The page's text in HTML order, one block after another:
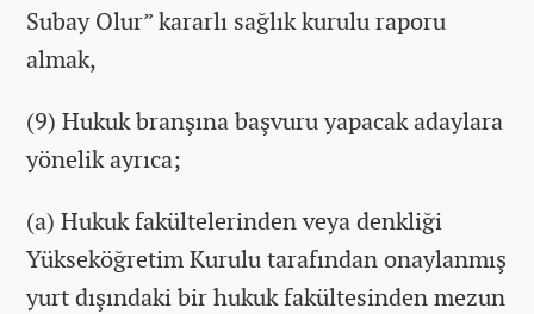
Subay Olur” kararlı sağlık kurulu raporu
almak,
(9) Hukuk branşına başvuru yapacak adaylara
yönelik ayrıca;
(a) Hukuk fakültelerinden veya denkliği
Yükseköğretim Kurulu tarafından onaylanmış
yurt dışındaki bir hukuk fakültesinden mezun